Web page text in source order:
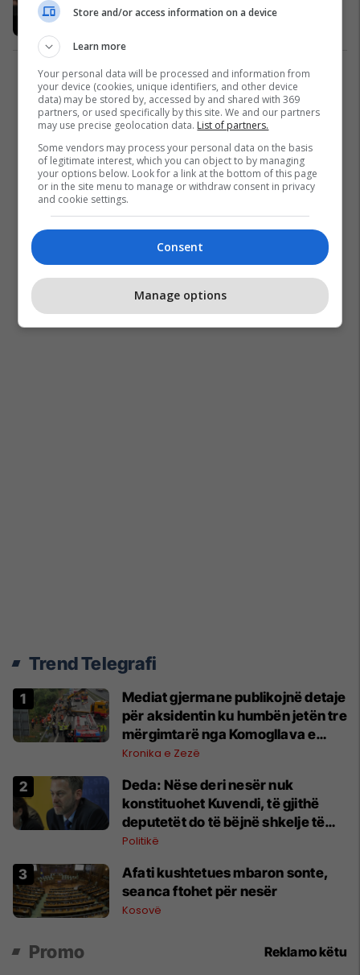
të kuptohet për largimin e Spallettit
2
Trend Telegrafi
Mediat gjermane publikojnë detaje
për aksidentin ku humbën jetën tre
mërgimtarë nga Komogllava e
Ferizajt
Kronika e Zezë
Deda: Nëse deri nesër nuk
konstituohet Kuvendi, të gjithë
deputetët do të bëjnë shkelje të
rëndë kushtetuese
Politikë
Afati kushtetues mbaron sonte,
seanca ftohet për nesër
Kosovë
Promo Reklamo këtu
Store and/or access information on a device
Learn more
Your personal data will be processed and information from
your device (cookies, unique identifiers, and other device
data) may be stored by, accessed by and shared with 369
partners, or used specifically by this site. We and our partners
may use precise geolocation data. List of partners.
Some vendors may process your personal data on the basis
of legitimate interest, which you can object to by managing
your options below. Look for a link at the bottom of this page
or in the site menu to manage or withdraw consent in privacy
and cookie settings.
Consent
Manage options